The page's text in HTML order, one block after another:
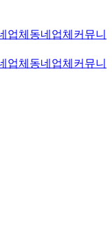
업체 동네업체 커뮤니
업체 동네업체 커뮤니